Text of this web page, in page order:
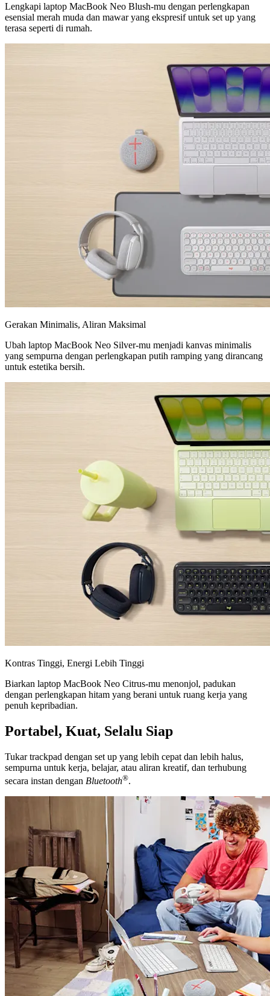
Lengkapi laptop MacBook Neo Blush-mu dengan perlengkapan
esensial merah muda dan mawar yang ekspresif untuk set up yang
terasa seperti di rumah.
Gerakan Minimalis, Aliran Maksimal
Ubah laptop MacBook Neo Silver-mu menjadi kanvas minimalis
yang sempurna dengan perlengkapan putih ramping yang dirancang
untuk estetika bersih.
Kontras Tinggi, Energi Lebih Tinggi
Biarkan laptop MacBook Neo Citrus-mu menonjol, padukan
dengan perlengkapan hitam yang berani untuk ruang kerja yang
penuh kepribadian.
Portabel, Kuat, Selalu Siap
Tukar trackpad dengan set up yang lebih cepat dan lebih halus,
sempurna untuk kerja, belajar, atau aliran kreatif, dan terhubung
secara instan dengan Bluetooth®.